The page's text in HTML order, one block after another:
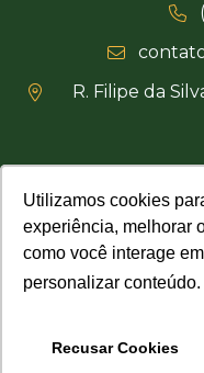
Utilizamos cookies
experiência, melhorar
como você interage
personalizar conteúdo.
Recusar Cookies
Utilizamos cookies
experiência, melhorar
como você interage
personalizar conteúdo.
Recusar Cookies
R. Filipe da
Uma
Hakuna Matata Brindes